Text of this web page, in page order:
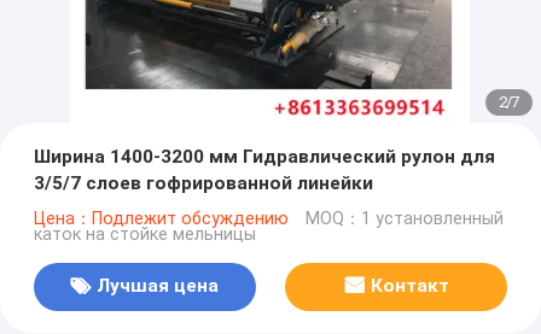
2/7
Ширина 1400-3200 мм Гидравлический рулон для
3/5/7 слоев гофрированной линейки
Цена：Подлежит обсуждению MOQ：1 установленный
каток на стойке мельницы
Лучшая цена Контакт